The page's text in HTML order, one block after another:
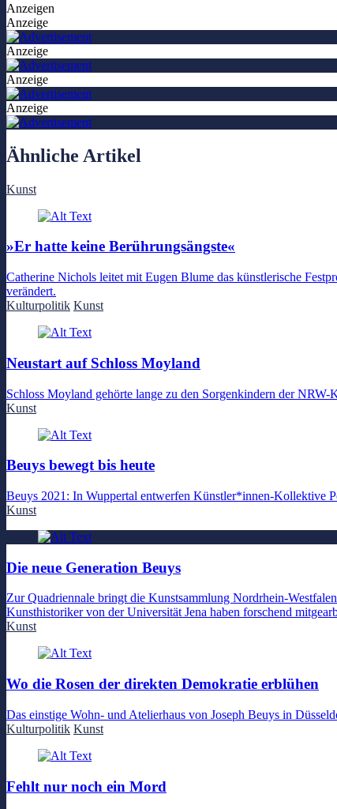
Anzeigen
Anzeige
Anzeige
Anzeige
Anzeige
Ähnliche Artikel
Kunst
»Er hatte keine Berührungsängste«
Catherine Nichols leitet mit Eugen Blume das künstlerische
verändert.
Kulturpolitik Kunst
Neustart auf Schloss Moyland
Schloss Moyland gehörte lange zu den Sorgenkindern der
Kunst
Beuys bewegt bis heute
Beuys 2021: In Wuppertal entwerfen Künstler*innen-Kollektive
Kunst
Die neue Generation Beuys
Zur Quadriennale bringt die Kunstsammlung Nordrhein-
Kunsthistoriker von der Universität Jena haben forschend
Kunst
Wo die Rosen der direkten Demokratie erblühen
Das einstige Wohn- und Atelierhaus von Joseph Beuys in
Kulturpolitik Kunst
Fehlt nur noch ein Mord